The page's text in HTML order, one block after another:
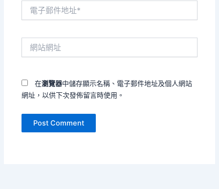
在瀏覽器中儲存顯示名稱、電子郵件地址及個人網站
網址，以供下次發佈留言時使用。